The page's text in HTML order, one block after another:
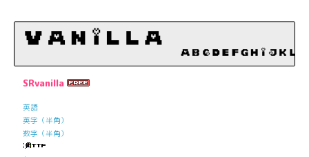
SRvanilla
英語
英字（半角）
数字（半角）